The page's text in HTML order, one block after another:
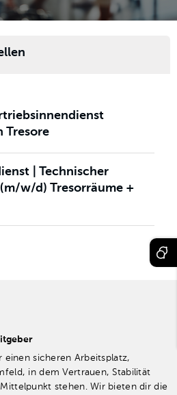
Tresore
| Technischer
w/d) Tresorräume +
einen sicheren Arbeitsplatz,
in dem Vertrauen, Stabilität
stehen. Wir bieten dir die